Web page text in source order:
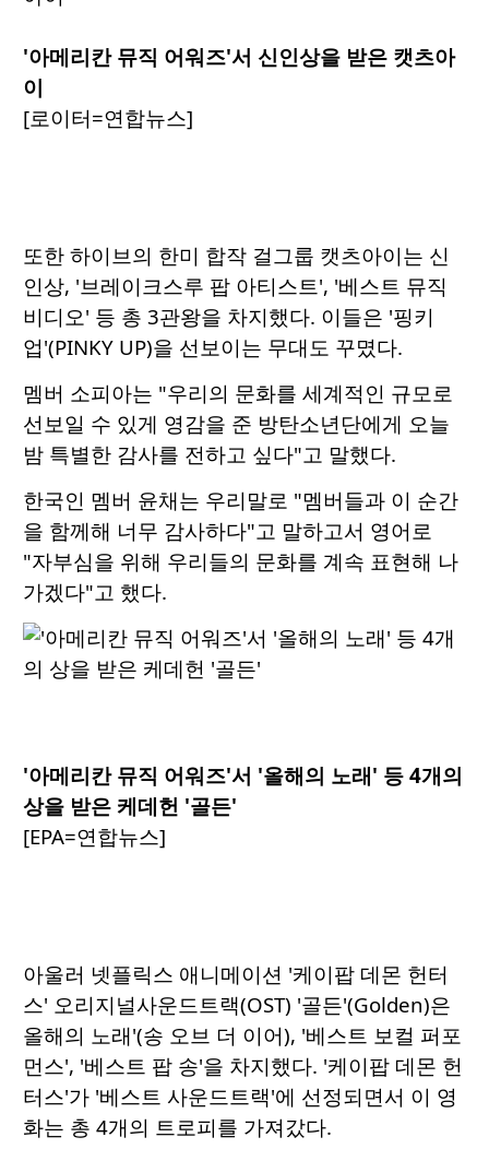
'아메리칸 뮤직 어워즈'서 신인상을 받은 캣츠아
이
[로이터=연합뉴스]
또한 하이브의 한미 합작 걸그룹 캣츠아이는 신
인상, '브레이크스루 팝 아티스트', '베스트 뮤직
비디오' 등 총 3관왕을 차지했다. 이들은 '핑키
업'(PINKY UP)을 선보이는 무대도 꾸몄다.
멤버 소피아는 "우리의 문화를 세계적인 규모로
선보일 수 있게 영감을 준 방탄소년단에게 오늘
밤 특별한 감사를 전하고 싶다"고 말했다.
한국인 멤버 윤채는 우리말로 "멤버들과 이 순간
을 함께해 너무 감사하다"고 말하고서 영어로
"자부심을 위해 우리들의 문화를 계속 표현해 나
가겠다"고 했다.
'아메리칸 뮤직 어워즈'서 '올해의 노래' 등 4개의
상을 받은 케데헌 '골든'
[EPA=연합뉴스]
아울러 넷플릭스 애니메이션 '케이팝 데몬 헌터
스' 오리지널사운드트랙(OST) '골든'(Golden)은
올해의 노래'(송 오브 더 이어), '베스트 보컬 퍼포
먼스', '베스트 팝 송'을 차지했다. '케이팝 데몬 헌
터스'가 '베스트 사운드트랙'에 선정되면서 이 영
화는 총 4개의 트로피를 가져갔다.